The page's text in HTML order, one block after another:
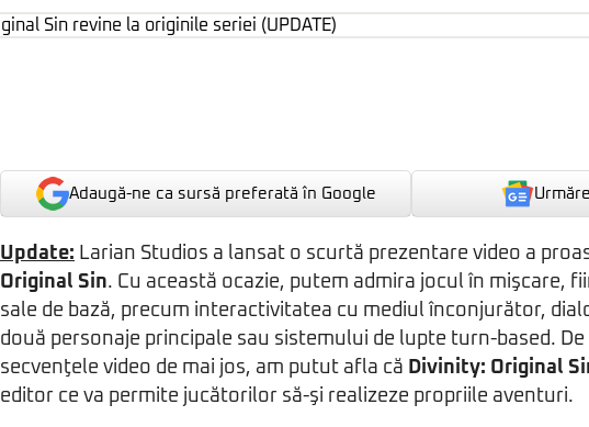
Adaugă-ne ca sursă preferată în Google
Update: Larian Studios a lansat o scurtă prezentare video a
Original Sin. Cu această ocazie, putem admira jocul în mişcare,
sale de bază, precum interactivitatea cu mediul înconjurător,
două personaje principale sau sistemului de lupte turn-based. De
secvenţele video de mai jos, am putut afla că Divinity: Original
editor ce va permite jucătorilor să-şi realizeze propriile aventuri.